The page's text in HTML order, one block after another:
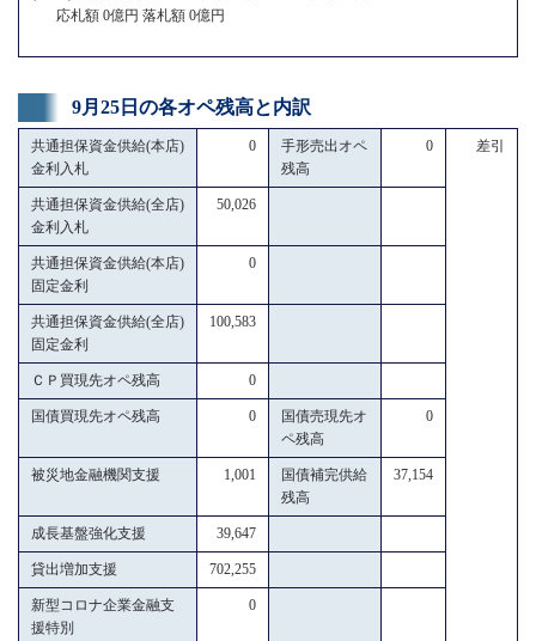
応札額 0億円 落札額 0億円
9月25日の各オペ残高と内訳
共通担保資金供給(本店)
金利入札
0
手形売出オペ
残高
0 差引
共通担保資金供給(全店)
金利入札
50,026
共通担保資金供給(本店)
固定金利
0
共通担保資金供給(全店)
固定金利
100,583
ＣＰ買現先オペ残高 0
国債買現先オペ残高 0
国債売現先オ
ペ残高
0
被災地金融機関支援 1,001
国債補完供給
残高
37,154
成長基盤強化支援 39,647
貸出増加支援 702,255
新型コロナ企業金融支
援特別
0